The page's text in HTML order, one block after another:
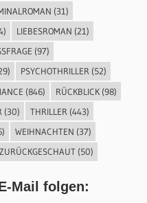
(31)
LIEBESROMAN (21)
(97)
PSYCHOTHRILLER(52)
(846) RÜCKBLICK(98)
(30) THRILLER (443)
WEIHNACHTEN (37)
ZURÜCKGESCHAUT(50)
Mail folgen: